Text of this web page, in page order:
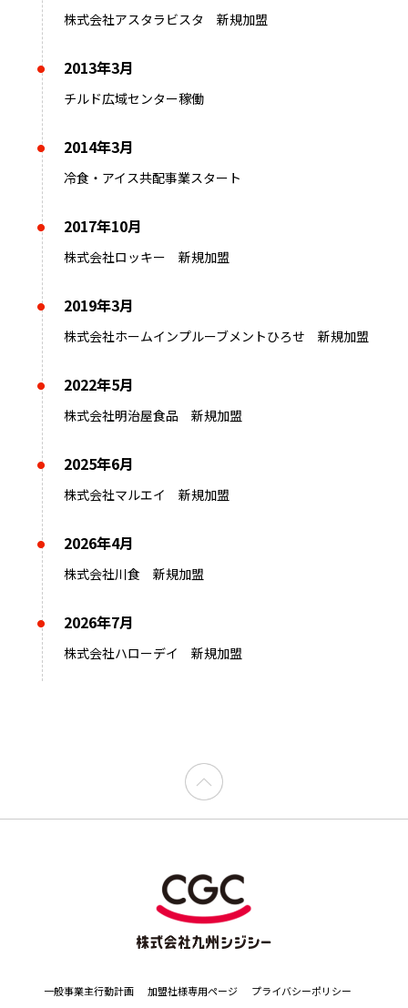
株式会社アスタラビスタ 新規加盟
2013年3月
チルド広域センター稼働
2014年3月
冷食・アイス共配事業スタート
2017年10月
株式会社ロッキー 新規加盟
2019年3月
株式会社ホームインプルーブメントひろせ 新規加盟
2022年5月
株式会社明治屋食品 新規加盟
2025年6月
株式会社マルエイ 新規加盟
2026年4月
株式会社川食 新規加盟
2026年7月
株式会社ハローデイ 新規加盟
一般事業主行動計画 加盟社様専用ページ プライバシーポリシー